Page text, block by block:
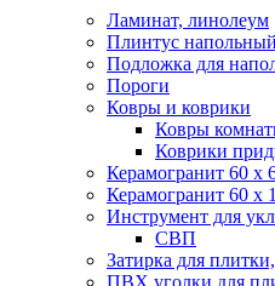
Ламинат, линолеум
Плинтус
Подложка для
Пороги
Ковры и коврики
Ковры
Коврики
Керамогранит 60 х
Керамогранит 60 х
Инструмент для
СВП
Затирка для